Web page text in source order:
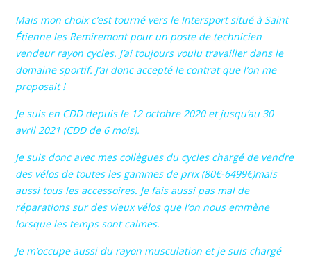
Mais mon choix c’est tourné vers le Intersport situé à Saint
Étienne les Remiremont pour un poste de technicien
vendeur rayon cycles. J’ai toujours voulu travailler dans le
domaine sportif. J’ai donc accepté le contrat que l’on me
proposait !
Je suis en CDD depuis le 12 octobre 2020 et jusqu’au 30
avril 2021 (CDD de 6 mois).
Je suis donc avec mes collègues du cycles chargé de vendre
des vélos de toutes les gammes de prix (80€-6499€)mais
aussi tous les accessoires. Je fais aussi pas mal de
réparations sur des vieux vélos que l’on nous emmène
lorsque les temps sont calmes.
Je m’occupe aussi du rayon musculation et je suis chargé